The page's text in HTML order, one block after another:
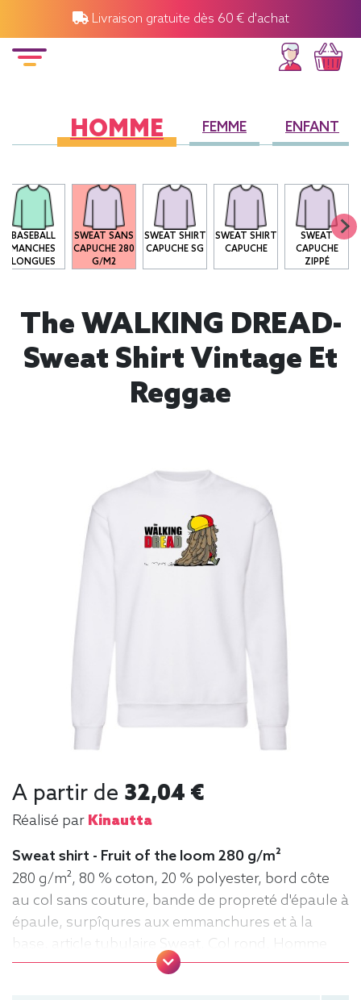
Livraison gratuite dès 60 € d'achat
HOMME FEMME ENFANT
BASEBALL
MANCHES
LONGUES
SWEAT SANS
CAPUCHE 280
G/M2
SWEAT SHIRT
CAPUCHE SG
SWEAT SHIRT
CAPUCHE
SWEAT
CAPUCHE
ZIPPÉ
The WALKING DREAD-
Sweat Shirt Vintage Et
Reggae
A partir de 32,04 €
Réalisé par Kinautta
Sweat shirt - Fruit of the loom 280 g/m²
280 g/m², 80 % coton, 20 % polyester, bord côte
au col sans couture, bande de propreté d'épaule à
épaule, surpîqures aux emmanchures et à la
base, article tubulaire Sweat, Col rond, Homme